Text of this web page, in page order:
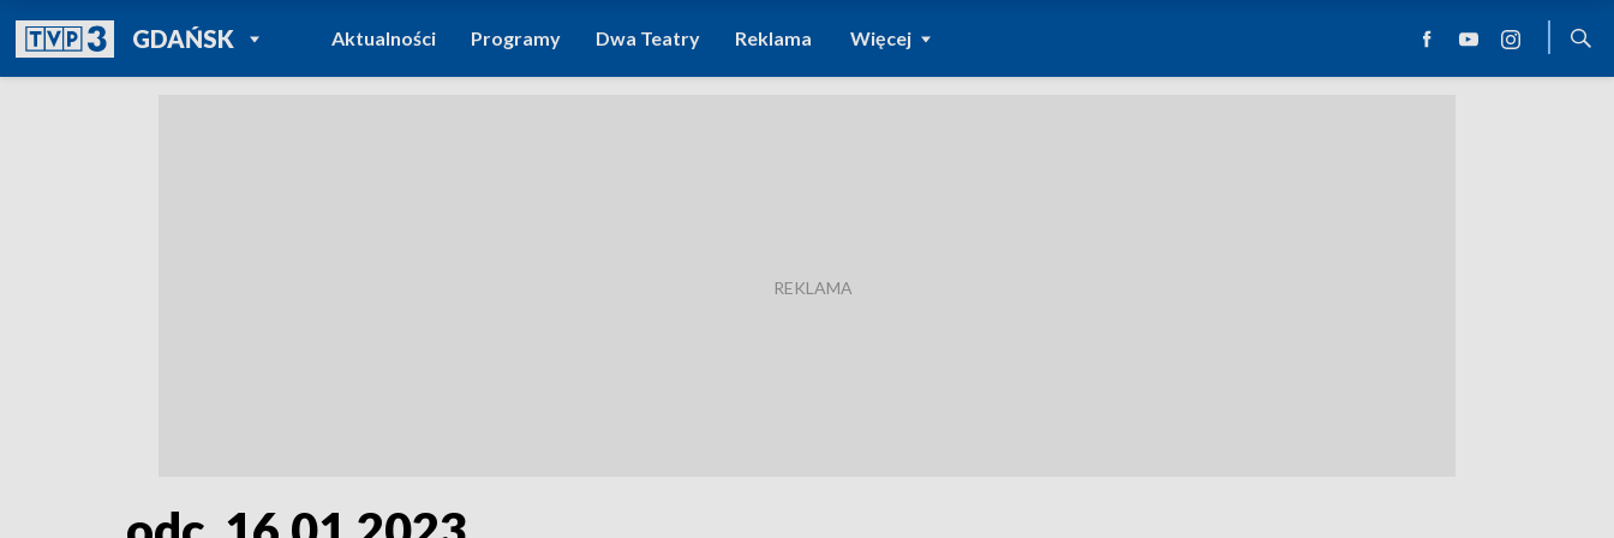
GDAŃSKPOWRÓT DO
TVP REGIONY
Aktualności Programy Dwa Teatry Reklama Więcej